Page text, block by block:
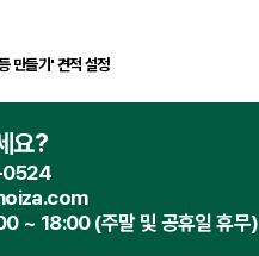
만들기' 견적 설정
요?
~ 18:00 (주말 및 공휴일 휴무)